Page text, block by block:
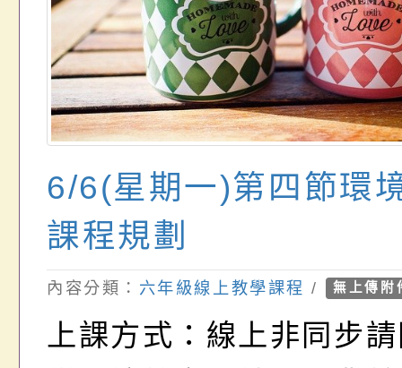
6/6(星期一)第四節環
課程規劃
內容分類： 六年級線上教學課程 / 無上傳附
上課方式：線上非同步